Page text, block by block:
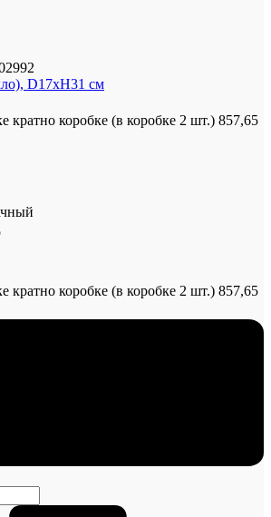
D17xH31 см
кратно коробке (в коробке 2 шт.) 857,65
кратно коробке (в коробке 2 шт.) 857,65